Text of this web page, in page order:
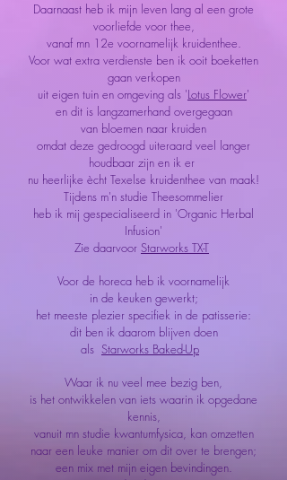
Daarnaast heb ik mijn leven lang al een grote
voorliefde voor thee,
vanaf mn 12e voornamelijk kruidenthee.
Voor wat extra verdienste ben ik ooit boeketten
gaan verkopen
uit eigen tuin en omgeving als 'Lotus Flower'
en dit is langzamerhand overgegaan
van bloemen naar kruiden
omdat deze gedroogd uiteraard veel langer
houdbaar zijn en ik er
nu heerlijke ècht Texelse kruidenthee van maak!
Tijdens m'n studie Theesommelier
heb ik mij gespecialiseerd in 'Organic Herbal
Infusion'
Zie daarvoor Starworks TX-T
Voor de horeca heb ik voornamelijk
in de keuken gewerkt;
het meeste plezier specifiek in de patisserie:
dit ben ik daarom blijven doen
als Starworks Baked-Up
Waar ik nu veel mee bezig ben,
is het ontwikkelen van iets waarin ik opgedane
kennis,
vanuit mn studie kwantumfysica, kan omzetten
naar een leuke manier om dit over te brengen;
een mix met mijn eigen bevindingen.